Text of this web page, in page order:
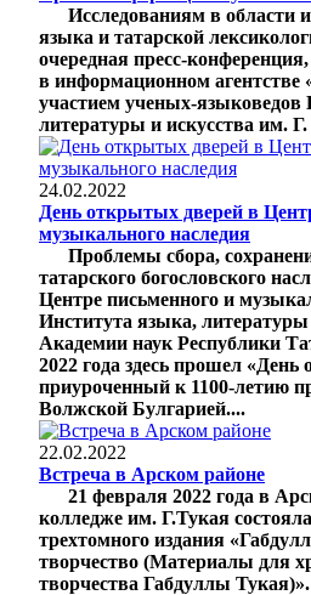
Исследованиям в области
языка и татарской
очередная пресс-
в информационном агентстве
участием ученых-языковедов
литературы и искусства им.
24.02.2022
День открытых дверей в
музыкального наследия
Проблемы сбора,
татарского богословского
Центре письменного и
Института языка, литературы
Академии наук Республики
2022 года здесь прошел
приуроченный к 1100-летию
Волжской Булгарией....
22.02.2022
Встреча в Арском районе
21 февраля 2022 года в
колледже им. Г.Тукая
трехтомного издания
творчество (Материалы для
творчества Габдуллы Тукая)».